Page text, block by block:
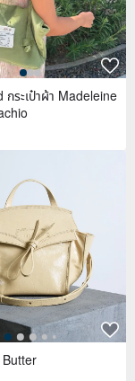
ระเป๋าผ้า Madeleine